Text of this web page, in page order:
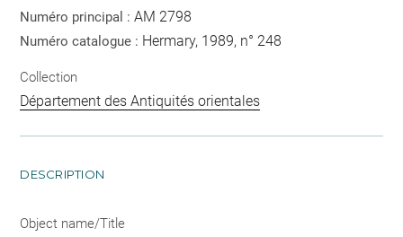
Numéro principal :AM 2798
Numéro catalogue : Hermary, 1989, n° 248
Collection
Département des Antiquités orientales
DESCRIPTION
Object name/Title